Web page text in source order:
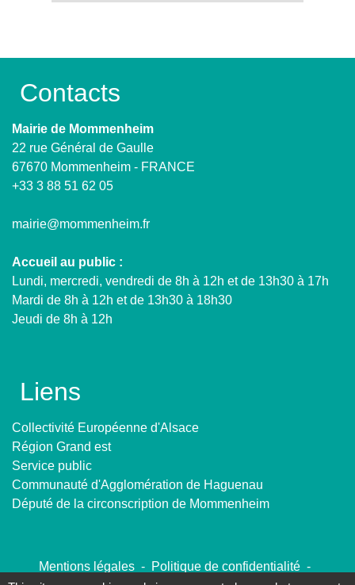
Contacts
Mairie de Mommenheim
22 rue Général de Gaulle
67670 Mommenheim - FRANCE
+33 3 88 51 62 05
mairie@mommenheim.fr
Accueil au public :
Lundi, mercredi, vendredi de 8h à 12h et de 13h30 à 17h
Mardi de 8h à 12h et de 13h30 à 18h30
Jeudi de 8h à 12h
Liens
Collectivité Européenne d'Alsace
Région Grand est
Service public
Communauté d'Agglomération de Haguenau
Député de la circonscription de Mommenheim
Mentions légales - Politique de confidentialité -